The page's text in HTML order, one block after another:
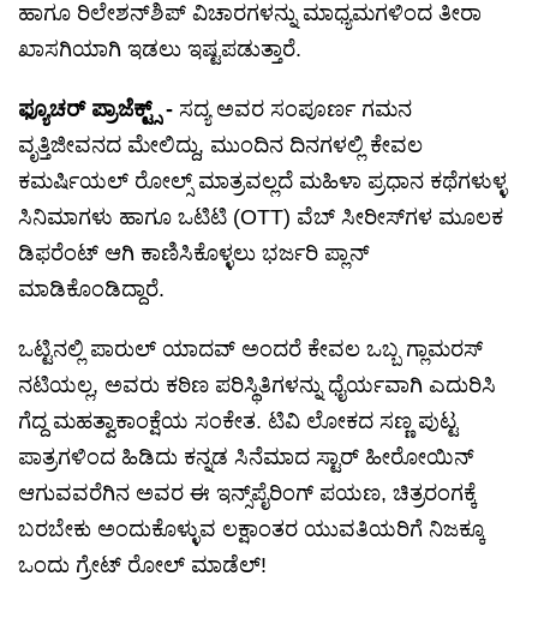
ಹಾಗೂ ರಿಲೇಶನ್‌ಶಿಪ್ ವಿಚಾರಗಳನ್ನು ಮಾಧ್ಯಮಗಳಿಂದ ತೀರಾ
ಖಾಸಗಿಯಾಗಿ ಇಡಲು ಇಷ್ಟಪಡುತ್ತಾರೆ.
ಫ್ಯೂಚರ್ ಪ್ರಾಜೆಕ್ಟ್ಸ್ - ಸದ್ಯ ಅವರ ಸಂಪೂರ್ಣ ಗಮನ
ವೃತ್ತಿಜೀವನದ ಮೇಲಿದ್ದು, ಮುಂದಿನ ದಿನಗಳಲ್ಲಿ ಕೇವಲ
ಕಮರ್ಷಿಯಲ್ ರೋಲ್ಸ್ ಮಾತ್ರವಲ್ಲದೆ ಮಹಿಳಾ ಪ್ರಧಾನ ಕಥೆಗಳುಳ್ಳ
ಸಿನಿಮಾಗಳು ಹಾಗೂ ಒಟಿಟಿ (OTT) ವೆಬ್ ಸೀರೀಸ್‌ಗಳ ಮೂಲಕ
ಡಿಫರೆಂಟ್ ಆಗಿ ಕಾಣಿಸಿಕೊಳ್ಳಲು ಭರ್ಜರಿ ಪ್ಲಾನ್
ಮಾಡಿಕೊಂಡಿದ್ದಾರೆ.
ಒಟ್ಟಿನಲ್ಲಿ ಪಾರುಲ್ ಯಾದವ್ ಅಂದರೆ ಕೇವಲ ಒಬ್ಬ ಗ್ಲಾಮರಸ್
ನಟಿಯಲ್ಲ, ಅವರು ಕಠಿಣ ಪರಿಸ್ಥಿತಿಗಳನ್ನು ಧೈರ್ಯವಾಗಿ ಎದುರಿಸಿ
ಗೆದ್ದ ಮಹತ್ವಾಕಾಂಕ್ಷೆಯ ಸಂಕೇತ. ಟಿವಿ ಲೋಕದ ಸಣ್ಣ ಪುಟ್ಟ
ಪಾತ್ರಗಳಿಂದ ಹಿಡಿದು ಕನ್ನಡ ಸಿನೆಮಾದ ಸ್ಟಾರ್ ಹೀರೋಯಿನ್
ಆಗುವವರೆಗಿನ ಅವರ ಈ ಇನ್ಸ್‌ಪೈರಿಂಗ್ ಪಯಣ, ಚಿತ್ರರಂಗಕ್ಕೆ
ಬರಬೇಕು ಅಂದುಕೊಳ್ಳುವ ಲಕ್ಷಾಂತರ ಯುವತಿಯರಿಗೆ ನಿಜಕ್ಕೂ
ಒಂದು ಗ್ರೇಟ್ ರೋಲ್ ಮಾಡೆಲ್!